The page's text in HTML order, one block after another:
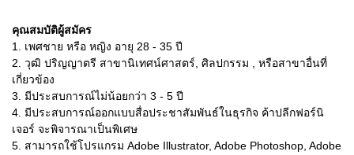
คุณสมบัติผู้สมัคร
1.
เพศชาย หรือ หญิง อายุ 28 - 35 ปี
2. วุฒิ ปริญญาตรี สาขานิเทศน์ศาสตร์, ศิลปกรรม , หรือสาขาอื่นที่
เกี่ยวข้อง
3. มีประสบการณ์ไม่น้อยกว่า 3 - 5 ปี
4. มีประสบการณ์ออกแบบสื่อประชาสัมพันธ์ในธุรกิจ ค้าปลีกฟอร์นิ
เจอร์ จะพิจารณาเป็นพิเศษ
5. สามารถใช้โปรแกรม Adobe Illustrator, Adobe Photoshop, Adobe